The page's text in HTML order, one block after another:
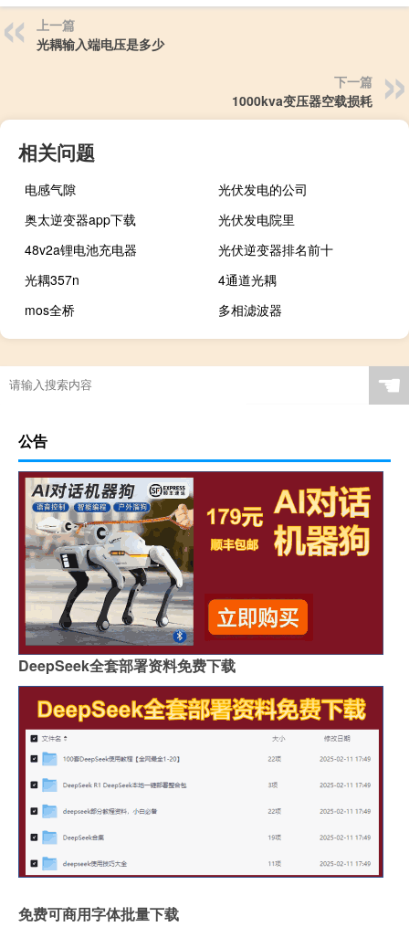
上一篇
光耦输入端电压是多少
下一篇
1000kva变压器空载损耗
相关问题
电感气隙
光伏发电的公司
奥太逆变器app下载
光伏发电院里
48v2a锂电池充电器
光伏逆变器排名前十
光耦357n
4通道光耦
mos全桥
多相滤波器
☚
公告
DeepSeek全套部署资料免费下载
免费可商用字体批量下载